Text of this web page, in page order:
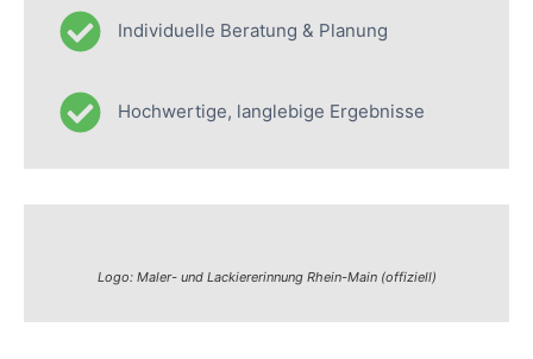
Individuelle Beratung & Planung
Hochwertige, langlebige Ergebnisse
Logo: Maler- und Lackiererinnung Rhein-Main (offiziell)